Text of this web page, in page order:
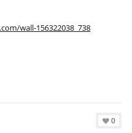
wall-156322038_738
0